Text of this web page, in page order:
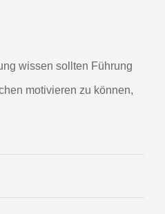
wissen sollten Führung
motivieren zu können,